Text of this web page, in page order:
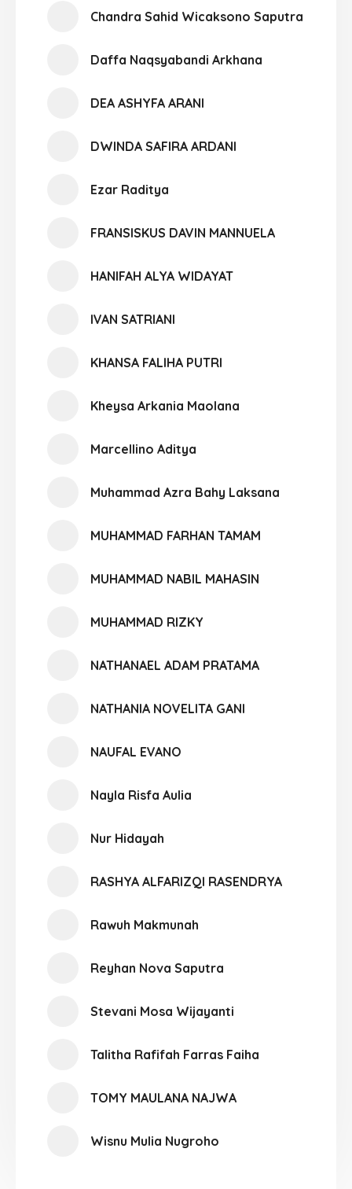
Chandra Sahid Wicaksono Saputra
Daffa Naqsyabandi Arkhana
DEA ASHYFA ARANI
DWINDA SAFIRA ARDANI
Ezar Raditya
FRANSISKUS DAVIN MANNUELA
HANIFAH ALYA WIDAYAT
IVAN SATRIANI
KHANSA FALIHA PUTRI
Kheysa Arkania Maolana
Marcellino Aditya
Muhammad Azra Bahy Laksana
MUHAMMAD FARHAN TAMAM
MUHAMMAD NABIL MAHASIN
MUHAMMAD RIZKY
NATHANAEL ADAM PRATAMA
NATHANIA NOVELITA GANI
NAUFAL EVANO
Nayla Risfa Aulia
Nur Hidayah
RASHYA ALFARIZQI RASENDRYA
Rawuh Makmunah
Reyhan Nova Saputra
Stevani Mosa Wijayanti
Talitha Rafifah Farras Faiha
TOMY MAULANA NAJWA
Wisnu Mulia Nugroho